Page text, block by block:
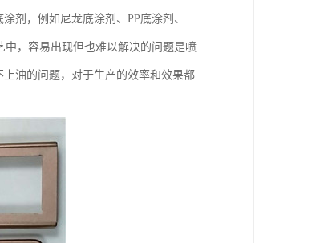
剂，例如尼龙底涂剂、PP底涂剂、
中，容易出现但也难以解决的问题是喷
油的问题，对于生产的效率和效果都